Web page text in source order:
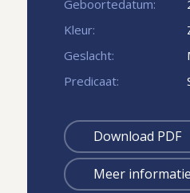
Geboortedatum:
Kleur:
Geslacht:
Predicaat:
Download PDF
Meer informatie